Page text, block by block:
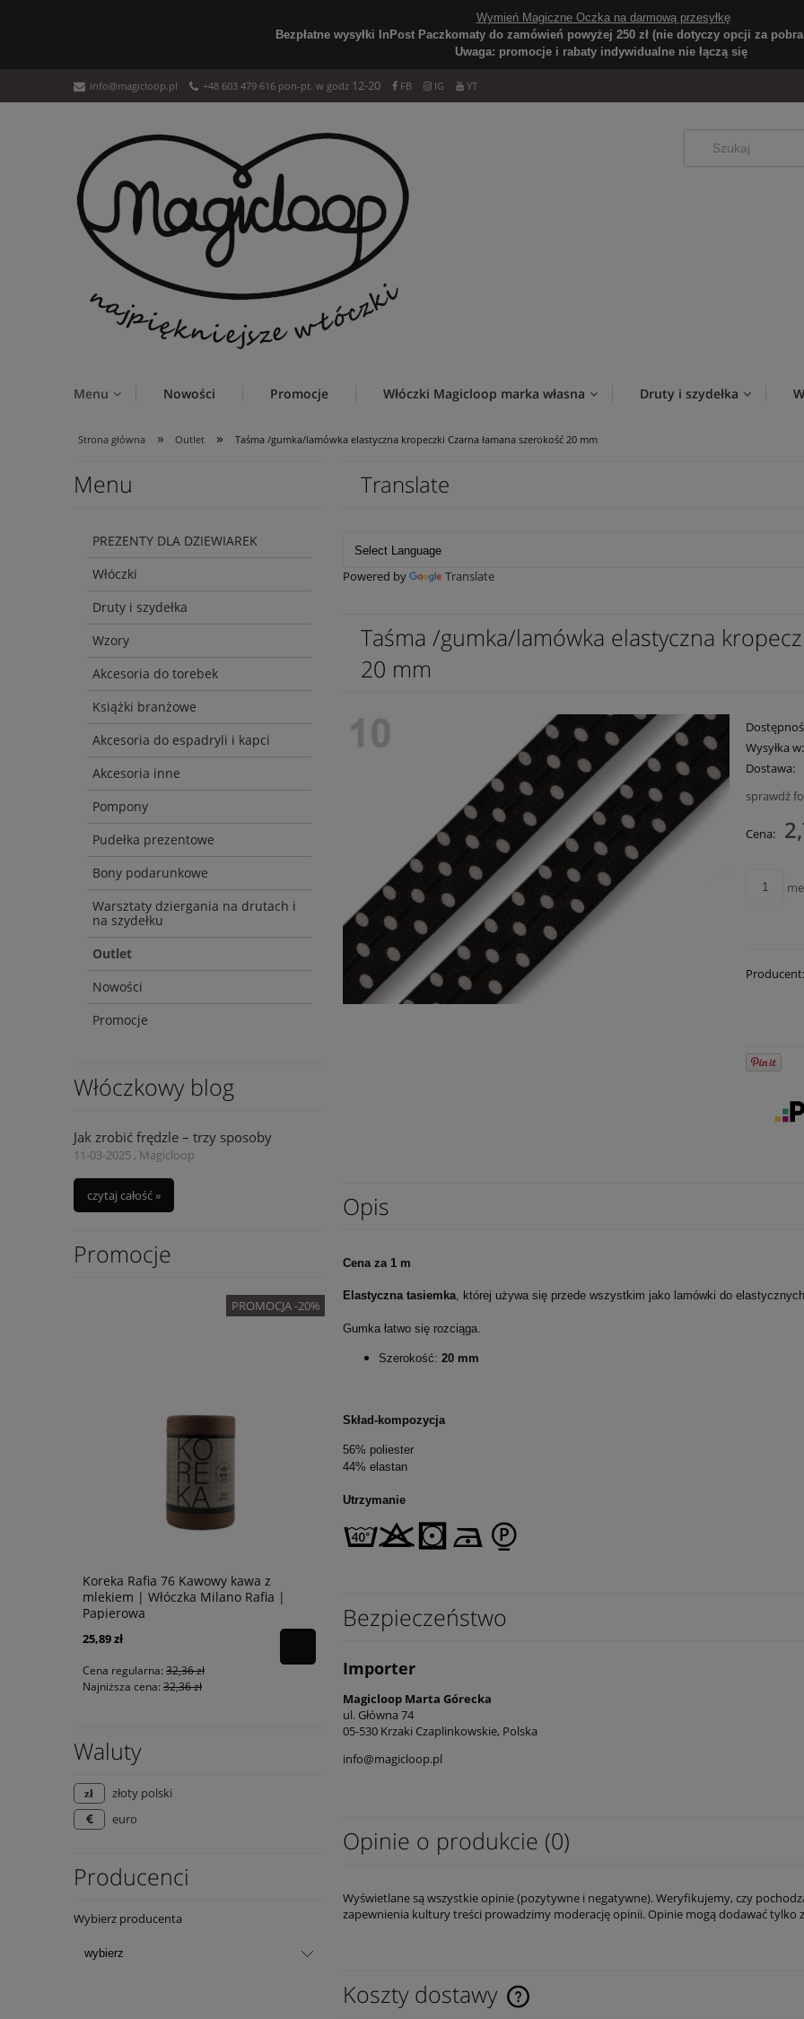
Wymień Magiczne Oczka na darmową przesyłkę
Bezpłatne wysyłki InPost Paczkomaty do zamówień powyżej 250 zł (nie dotyczy opcji za
Uwaga: promocje i rabaty indywidualne nie łączą się
info@magicloop.pl +48 603 479 616 pon-pt. w godz 12-20 FB IG YT
Menu Nowości Promocje Włóczki Magicloop marka własna Druty i szydełka
Strona główna » Outlet » Taśma /gumka/lamówka elastyczna kropeczki Czarna łamana szerokość 20 mm
Menu
PREZENTY DLA DZIEWIAREK
Włóczki
Druty i szydełka
Wzory
Akcesoria do torebek
Książki branżowe
Akcesoria do espadryli i kapci
Akcesoria inne
Pompony
Pudełka prezentowe
Bony podarunkowe
Warsztaty dziergania na drutach i
na szydełku
Outlet
Nowości
Promocje
Włóczkowy blog
Jak zrobić frędzle – trzy sposoby
11-03-2025 , Magicloop
czytaj całość »
Promocje
PROMOCJA -20%
Koreka Rafia 76 Kawowy kawa z
mlekiem | Włóczka Milano Rafia |
Papierowa
25,89 zł
Cena regularna: 32,36 zł
Najniższa cena: 32,36 zł
PROMOCJA -20%
Cena regularna:
PROMOCJA -
Waluty
złoty polski
euro
Producenci
Wybierz producenta
Translate
Powered by Translate
Taśma /gumka/lamówka elastyczna
20 mm
Wysyłka w:
Dostawa:
sprawdź
Cena:
Producent:
Opis
Cena za 1 m
Elastyczna tasiemka , której używa się przede wszystkim jako lamówki do
Gumka łatwo się rozciąga.
Szerokość: 20 mm
Skład-kompozycja
56% poliester
44% elastan
Utrzymanie
Bezpieczeństwo
Importer
Magicloop Marta Górecka
ul. Główna 74
05-530 Krzaki Czaplinkowskie, Polska
info@magicloop.pl
Opinie o produkcie (0)
Wyświetlane są wszystkie opinie (pozytywne i negatywne). Weryfikujemy, czy
zapewnienia kultury treści prowadzimy moderację opinii. Opinie mogą dodawać tylko
Koszty dostawy